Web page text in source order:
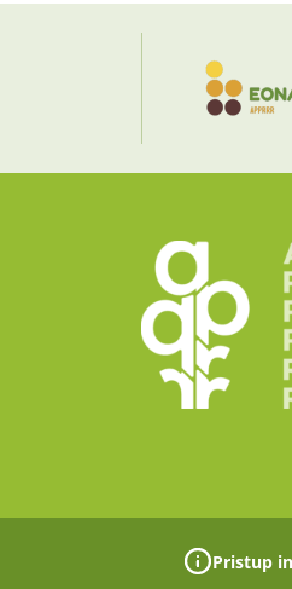
Pristup